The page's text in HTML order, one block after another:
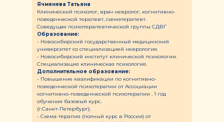
Ячменева Татьяна
Клинический психолог, врач невролог, когнитивно-
поведенческой терапевт, схематерапевт.
Cоведущая психотерапевтической группы СДВГ
Образование:
- Новосибирский государственный медицинский
университет со специализацией неврология.
- Новосибирский институт клинической психологии.
Специализация клиническая психология.
Дополнительное образование:
- Повышение квалификации по когнитивно-
поведенческой психотерапии от Ассоциации
когнитивно-поведенческой психотерапии . 1 год
обучения базовый курс.
(г.Санкт-Петербург);
- Схема-терапия (полный курс в России) от